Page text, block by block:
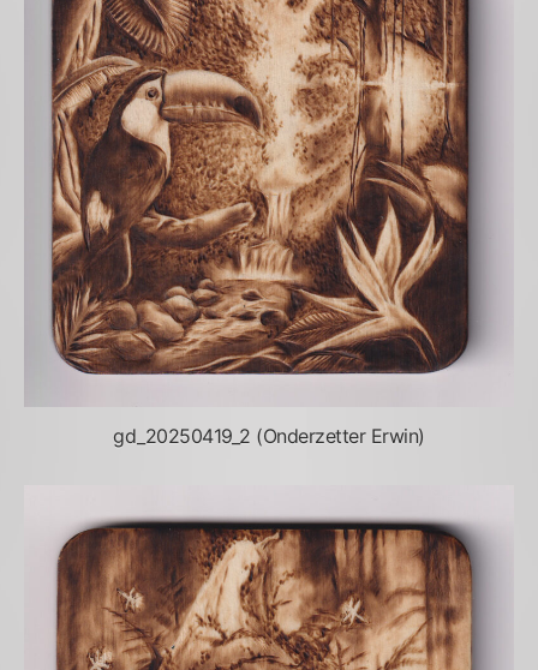
gd_20250419_2 (Onderzetter Erwin)